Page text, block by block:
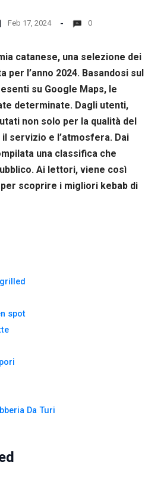
Feb 17, 2024 0
catanese, una selezione dei
l’anno 2024. Basandosi sul
su Google Maps, le
determinate. Dagli utenti,
non solo per la qualità del
servizio e l’atmosfera. Dai
una classifica che
Ai lettori, viene così
scoprire i migliori kebab di
spot
Da Turi